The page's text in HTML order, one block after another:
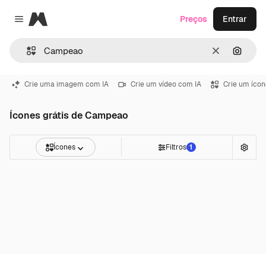
Close menu
Magnific
Limpar
Preços Entrar
Crie uma imagem com IA Crie um vídeo com IA Crie um
Ícones grátis de Campeao
Ícones Filtros 1